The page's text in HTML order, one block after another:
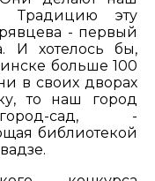
Традицию эту
- первый
И хотелось бы,
больше 100
в своих дворах
то наш город
сад, -
библиотекой